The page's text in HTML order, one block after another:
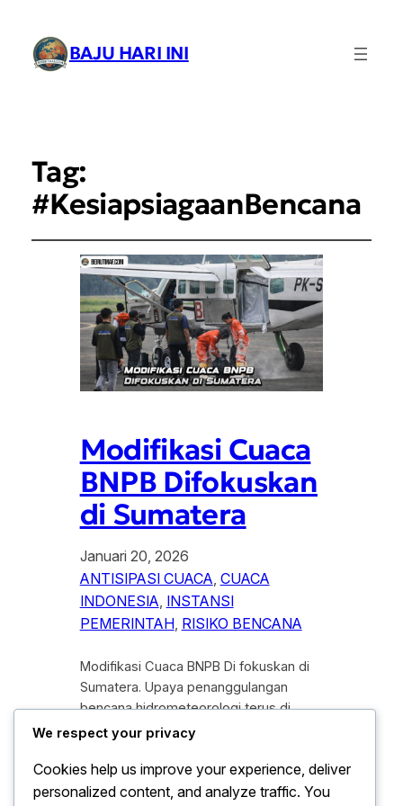
BAJU HARI INI
Tag:
#KesiapsiagaanBencana
Modifikasi Cuaca
BNPB Difokuskan
di Sumatera
Januari 20, 2026
ANTISIPASI CUACA, CUACA
INDONESIA, INSTANSI
PEMERINTAH, RISIKO BENCANA
Modifikasi Cuaca BNPB Di fokuskan di
Sumatera. Upaya penanggulangan
bencana hidrometeorologi terus di
perkuat oleh Badan Nasional
satu langkah strategis yang kini di
jalankan adalah modifikasi cuaca yang
We respect your privacy
Cookies help us improve your experience, deliver
personalized content, and analyze traffic. You